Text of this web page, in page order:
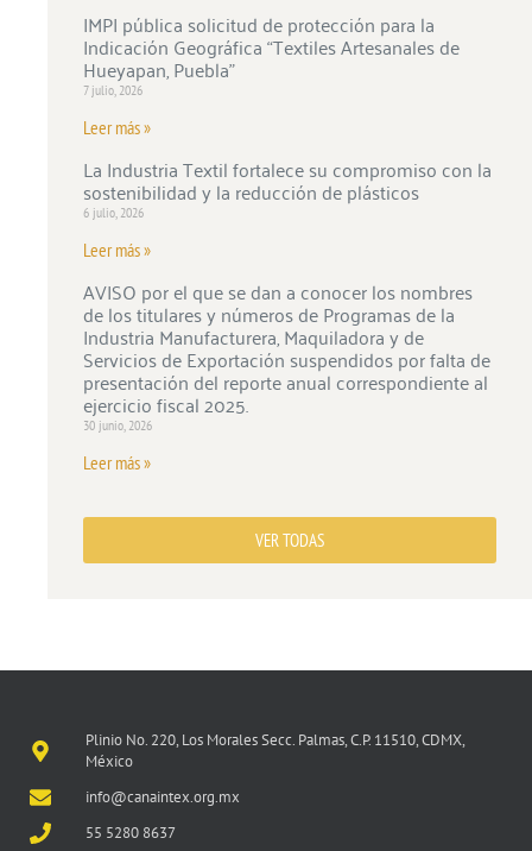
IMPI pública solicitud de protección para la
Indicación Geográfica “Textiles Artesanales de
Hueyapan, Puebla”
7 julio, 2026
Leer más »
La Industria Textil fortalece su compromiso con la
sostenibilidad y la reducción de plásticos
6 julio, 2026
Leer más »
AVISO por el que se dan a conocer los nombres
de los titulares y números de Programas de la
Industria Manufacturera, Maquiladora y de
Servicios de Exportación suspendidos por falta de
presentación del reporte anual correspondiente al
ejercicio fiscal 2025.
30 junio, 2026
Leer más »
VER TODAS
Plinio No. 220, Los Morales Secc. Palmas, C.P. 11510, CDMX,
México
info@canaintex.org.mx
55 5280 8637